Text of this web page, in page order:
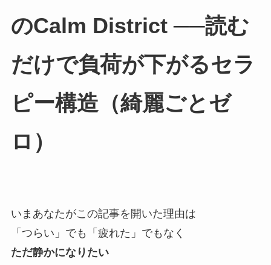
のCalm District ──読む
だけで負荷が下がるセラ
ピー構造（綺麗ごとゼ
ロ）
いまあなたがこの記事を開いた理由は
「つらい」でも「疲れた」でもなく
ただ静かになりたい